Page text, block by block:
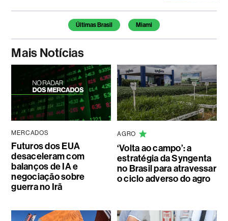
Temas deste artigoÚltimas Brasil Miami
Mais Notícias
MERCADOS
Futuros dos EUA
desaceleram com
balanços de IA e
negociação sobre
guerra no Irã
AGRO
‘Volta ao campo’: a
estratégia da Syngenta
no Brasil para atravessar
o ciclo adverso do agro